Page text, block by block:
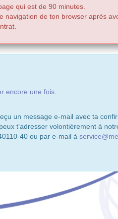
qui est de 90 minutes.
navigation de ton browser après
encore une fois.
un message e-mail avec ta
t'adresser volontièrement à
40 ou par e-mail à